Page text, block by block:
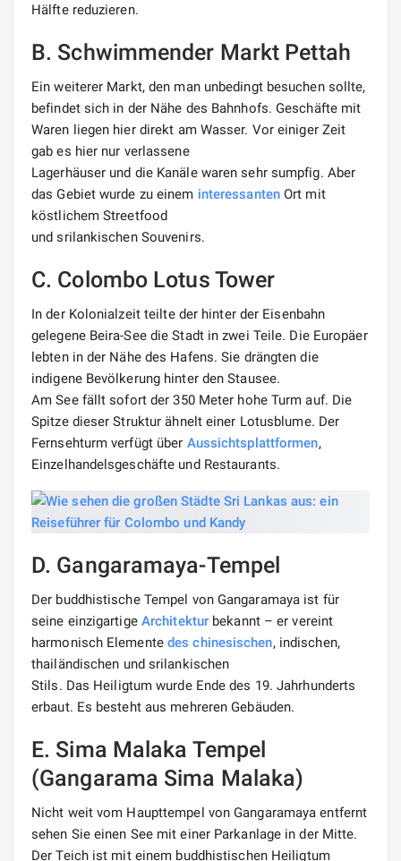
Hälfte reduzieren.
B. Schwimmender Markt Pettah
Ein weiterer Markt, den man unbedingt besuchen sollte,
befindet sich in der Nähe des Bahnhofs. Geschäfte mit
Waren liegen hier direkt am Wasser. Vor einiger Zeit
gab es hier nur verlassene
Lagerhäuser und die Kanäle waren sehr sumpfig. Aber
das Gebiet wurde zu einem interessantenOrt mit
köstlichem Streetfood
und srilankischen Souvenirs.
C. Colombo Lotus Tower
In der Kolonialzeit teilte der hinter der Eisenbahn
gelegene Beira-See die Stadt in zwei Teile. Die Europäer
lebten in der Nähe des Hafens. Sie drängten die
indigene Bevölkerung hinter den Stausee.
Am See fällt sofort der 350 Meter hohe Turm auf. Die
Spitze dieser Struktur ähnelt einer Lotusblume. Der
Fernsehturm verfügt über Aussichtsplattformen,
Einzelhandelsgeschäfte und Restaurants.
D. Gangaramaya-Tempel
Der buddhistische Tempel von Gangaramaya ist für
seine einzigartige Architektur bekannt – er vereint
harmonisch Elemente des chinesischen, indischen,
thailändischen und srilankischen
Stils. Das Heiligtum wurde Ende des 19. Jahrhunderts
erbaut. Es besteht aus mehreren Gebäuden.
E. Sima Malaka Tempel
(Gangarama Sima Malaka)
Nicht weit vom Haupttempel von Gangaramaya entfernt
sehen Sie einen See mit einer Parkanlage in der Mitte.
Der Teich ist mit einem buddhistischen Heiligtum